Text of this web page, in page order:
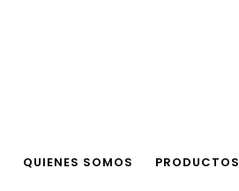
QUIENES SOMOS PRODUCTOS